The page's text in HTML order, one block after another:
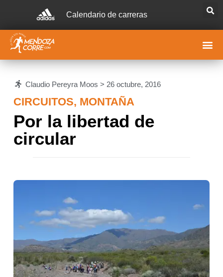
Calendario de carreras
Claudio Pereyra Moos > 26 octubre, 2016
CIRCUITOS, MONTAÑA
Por la libertad de
circular